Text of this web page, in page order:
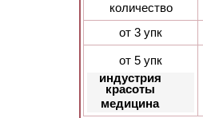
количество
от 3 упк
от 5 упк
индустрия
красоты
медицина